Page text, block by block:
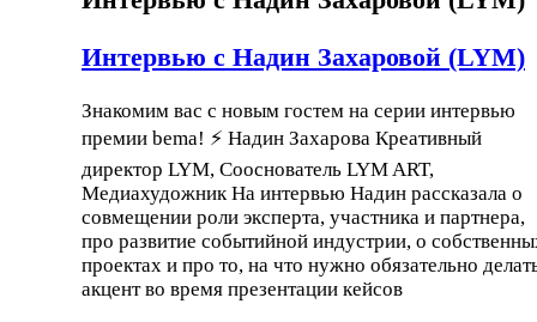
Интервью с Надин Захаровой (LYM)
Знакомим вас с новым гостем на серии интервью
премии bema! ⚡ Надин Захарова Креативный
директор LYM, Сооснователь LYM ART,
Медиахудожник На интервью Надин рассказала о
совмещении роли эксперта, участника и партнера,
про развитие событийной индустрии, о
проектах и про то, на что нужно обязательно
акцент во время презентации кейсов